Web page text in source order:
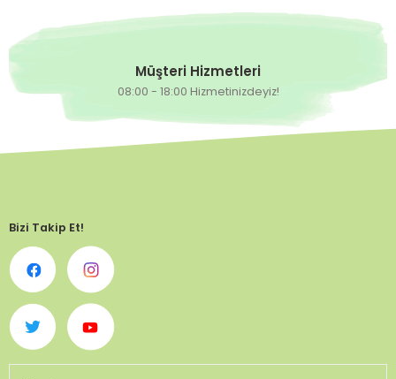
Müşteri Hizmetleri
08:00 - 18:00 Hizmetinizdeyiz!
Bizi Takip Et!